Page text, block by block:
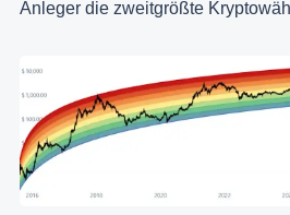
Anleger die zweitgrößte